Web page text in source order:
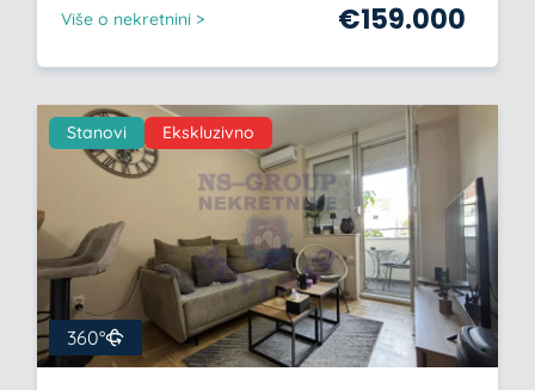
Više o nekretnini > €159.000
Stanovi Ekskluzivno
360°